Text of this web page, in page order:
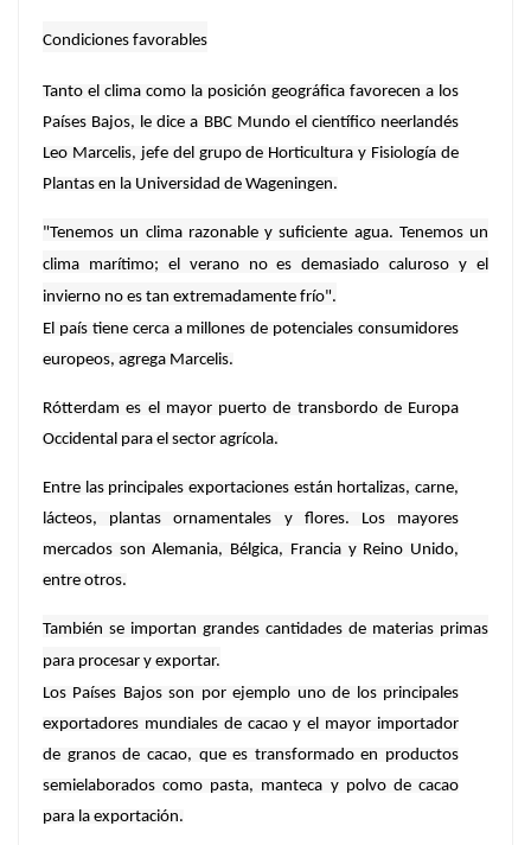
Condiciones favorables
Tanto el clima como la posición geográfica favorecen a los
Países Bajos, le dice a BBC Mundo el científico neerlandés
Leo Marcelis, jefe del grupo de Horticultura y Fisiología de
Plantas en la Universidad de Wageningen.
"Tenemos un clima razonable y suficiente agua. Tenemos un
clima marítimo; el verano no es demasiado caluroso y el
invierno no es tan extremadamente frío".
El país tiene cerca a millones de potenciales consumidores
europeos, agrega Marcelis.
Rótterdam es el mayor puerto de transbordo de Europa
Occidental para el sector agrícola.
Entre las principales exportaciones están hortalizas, carne,
lácteos, plantas ornamentales y flores. Los mayores
mercados son Alemania, Bélgica, Francia y Reino Unido,
entre otros.
También se importan grandes cantidades de materias primas
para procesar y exportar.
Los Países Bajos son por ejemplo uno de los principales
exportadores mundiales de cacao y el mayor importador
de granos de cacao, que es transformado en productos
semielaborados como pasta, manteca y polvo de cacao
para la exportación.